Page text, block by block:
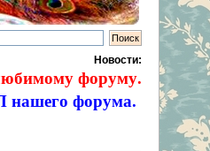
Новости:
форуму.
нашего форума.